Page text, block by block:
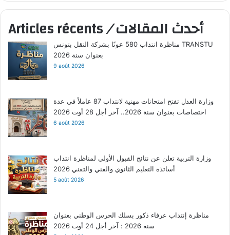
Articles récents/أحدث المقالات
مناظرة انتداب 580 عونًا بشركة النقل بتونس TRANSTU
بعنوان سنة 2026
9 août 2026
وزارة العدل تفتح امتحانات مهنية لانتداب 87 عاملاً في عدة
اختصاصات بعنوان سنة 2026.. آخر أجل 28 أوت 2026
6 août 2026
وزارة التربية تعلن عن نتائج القبول الأولي لمناظرة انتداب
أساتذة التعليم الثانوي والفني والتقني 2026
5 août 2026
مناظرة إنتداب عرفاء ذكور بسلك الحرس الوطني بعنوان
سنة 2026 : آخر أجل 24 أوت 2026